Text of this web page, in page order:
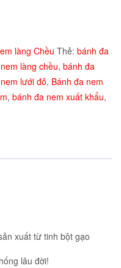
làng Chều Thẻ: bánh đa
làng chều, bánh đa
lưới đỏ, Bánh đa nem
, bánh đa nem xuất khẩu,
xuất từ tinh bột gạo
lâu đời!